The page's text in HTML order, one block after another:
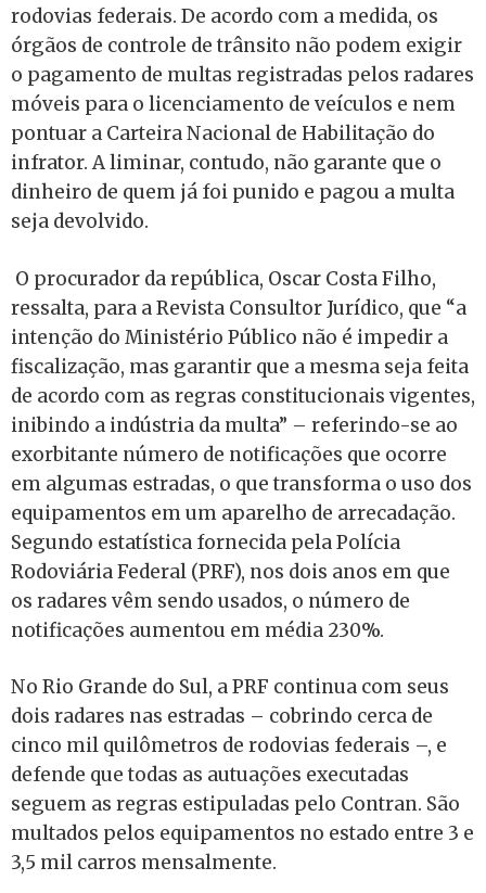
rodovias federais. De acordo com a medida, os
órgãos de controle de trânsito não podem exigir
o pagamento de multas registradas pelos radares
móveis para o licenciamento de veículos e nem
pontuar a Carteira Nacional de Habilitação do
infrator. A liminar, contudo, não garante que o
dinheiro de quem já foi punido e pagou a multa
seja devolvido.
O procurador da república, Oscar Costa Filho,
ressalta, para a Revista Consultor Jurídico, que “a
intenção do Ministério Público não é impedir a
fiscalização, mas garantir que a mesma seja feita
de acordo com as regras constitucionais vigentes,
inibindo a indústria da multa” – referindo-se ao
exorbitante número de notificações que ocorre
em algumas estradas, o que transforma o uso dos
equipamentos em um aparelho de arrecadação.
Segundo estatística fornecida pela Polícia
Rodoviária Federal (PRF), nos dois anos em que
os radares vêm sendo usados, o número de
notificações aumentou em média 230%.
No Rio Grande do Sul, a PRF continua com seus
dois radares nas estradas – cobrindo cerca de
cinco mil quilômetros de rodovias federais –, e
defende que todas as autuações executadas
seguem as regras estipuladas pelo Contran. São
multados pelos equipamentos no estado entre 3 e
3,5 mil carros mensalmente.